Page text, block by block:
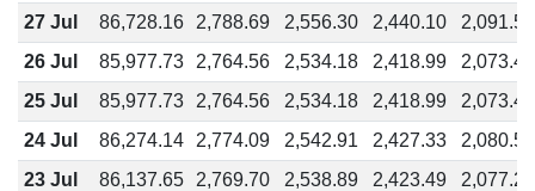
27 Jul
86,728.16 2,788.69 2,556.30 2,440.10
2,091.52
26 Jul
85,977.73 2,764.56 2,534.18 2,418.99
2,073.42
25 Jul
85,977.73 2,764.56 2,534.18 2,418.99
2,073.42
24 Jul
86,274.14 2,774.09 2,542.91 2,427.33
2,080.57
23 Jul
86,137.65 2,769.70 2,538.89 2,423.49
2,077.27